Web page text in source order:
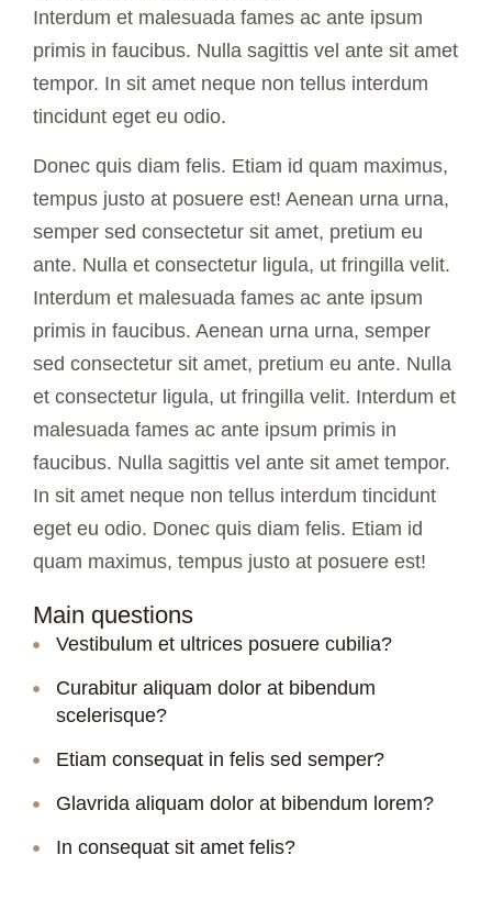
Interdum et malesuada fames ac ante ipsum
primis in faucibus. Nulla sagittis vel ante sit amet
tempor. In sit amet neque non tellus interdum
tincidunt eget eu odio.
Donec quis diam felis. Etiam id quam maximus,
tempus justo at posuere est! Aenean urna urna,
semper sed consectetur sit amet, pretium eu
ante. Nulla et consectetur ligula, ut fringilla velit.
Interdum et malesuada fames ac ante ipsum
primis in faucibus. Aenean urna urna, semper
sed consectetur sit amet, pretium eu ante. Nulla
et consectetur ligula, ut fringilla velit. Interdum et
malesuada fames ac ante ipsum primis in
faucibus. Nulla sagittis vel ante sit amet tempor.
In sit amet neque non tellus interdum tincidunt
eget eu odio. Donec quis diam felis. Etiam id
quam maximus, tempus justo at posuere est!
Main questions
Vestibulum et ultrices posuere cubilia?
Curabitur aliquam dolor at bibendum
scelerisque?
Etiam consequat in felis sed semper?
Glavrida aliquam dolor at bibendum lorem?
In consequat sit amet felis?